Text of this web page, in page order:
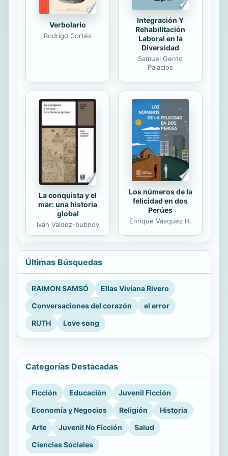
Verbolario
Rodrigo Cortés
Integración Y
Rehabilitación
Laboral en la
Diversidad
Samuel Gento
Palacios
La conquista y el
mar: una historia
global
Iván Valdez-bubnov
Los números de la
felicidad en dos
Perúes
Enrique Vásquez H.
Últimas Búsquedas
RAIMON SAMSÓ
Ellas Viviana Rivero
Conversaciones del corazón
el error
RUTH
Love song
Categorías Destacadas
Ficción Educación
Juvenil Ficción
Economía y Negocios
Religión
Historia
Arte
Juvenil No Ficción
Salud
Ciencias Sociales